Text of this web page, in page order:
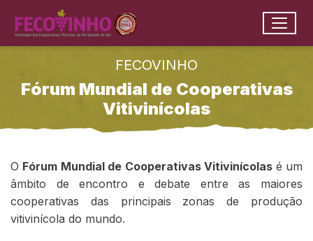
Ir para conteúdo principal
conteúdo do menu
FECOVINHO
Fórum Mundial de Cooperativas
Vitivinícolas
O Fórum Mundial de Cooperativas Vitivinícolas é um
âmbito de encontro e debate entre as maiores
cooperativas das principais zonas de produção
vitivinícola do mundo.